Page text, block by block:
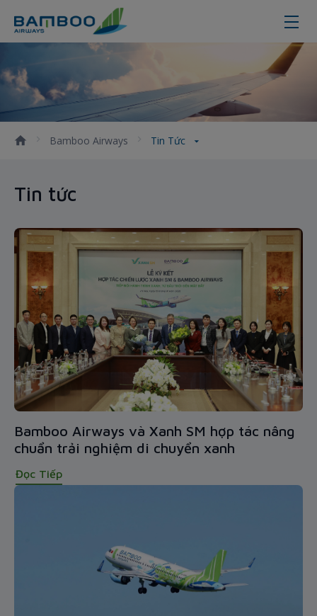
Bamboo Airways Tin Tức
Tin tức
Bamboo Airways và Xanh SM hợp tác nâng
chuẩn trải nghiệm di chuyển xanh
Đọc Tiếp